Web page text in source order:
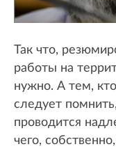
Так что,
работы на
нужно. А тем,
следует
проводится
чего,